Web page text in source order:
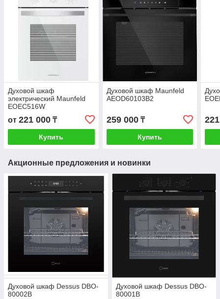
Духовой шкаф
электрический Maunfeld
EOEC516W
от 221 000 ₸
Купить
Духовой шкаф Maunfeld
AEOD60103B2
259 000₸
Купить
Акционные предложения и новинки
Духовой шкаф Dessus DBO-
80002B
Духовой шкаф Dessus DBO-
80001B